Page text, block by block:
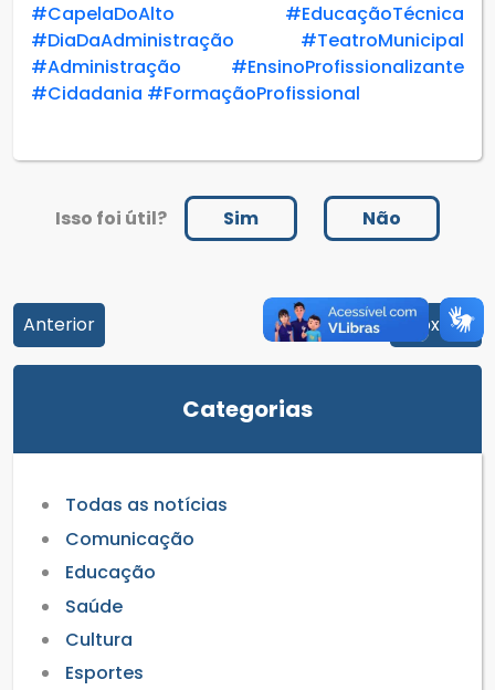
#CapelaDoAlto
#EducaçãoTécnica
#DiaDaAdministração
#TeatroMunicipal
#Administração
#EnsinoProfissionalizante
#Cidadania #FormaçãoProfissional
Isso foi útil? Sim Não
Anterior Próximo
Categorias
Todas as notícias
Comunicação
Educação
Saúde
Cultura
Esportes